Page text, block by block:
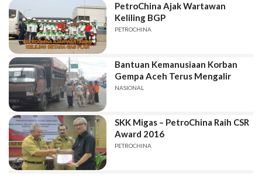
PetroChina Ajak Wartawan
Keliling BGP
PETROCHINA
Bantuan Kemanusiaan Korban
Gempa Aceh Terus Mengalir
NASIONAL
SKK Migas – PetroChina Raih CSR
Award 2016
PETROCHINA